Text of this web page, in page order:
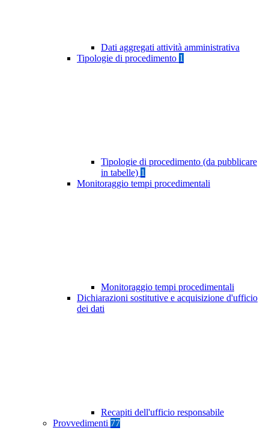
Dati aggregati attività amministrativa
Tipologie di procedimento 1
Tipologie di procedimento (da pubblicare
in tabelle) 1
Monitoraggio tempi procedimentali
Monitoraggio tempi procedimentali
Dichiarazioni sostitutive e acquisizione d'ufficio
dei dati
Recapiti dell'ufficio responsabile
Provvedimenti 77